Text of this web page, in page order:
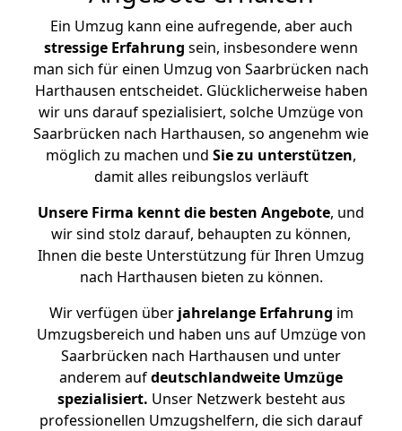
Ein Umzug kann eine aufregende, aber auch
stressige Erfahrung sein, insbesondere wenn
man sich für einen Umzug von Saarbrücken nach
Harthausen entscheidet. Glücklicherweise haben
wir uns darauf spezialisiert, solche Umzüge von
Saarbrücken nach Harthausen, so angenehm wie
möglich zu machen und Sie zu unterstützen,
damit alles reibungslos verläuft
Unsere Firma kennt die besten Angebote, und
wir sind stolz darauf, behaupten zu können,
Ihnen die beste Unterstützung für Ihren Umzug
nach Harthausen bieten zu können.
Wir verfügen überjahrelange Erfahrung im
Umzugsbereich und haben uns auf Umzüge von
Saarbrücken nach Harthausen und unter
anderem aufdeutschlandweite Umzüge
spezialisiert. Unser Netzwerk besteht aus
professionellen Umzugshelfern, die sich darauf